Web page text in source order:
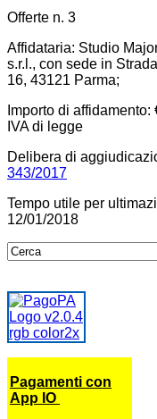
Offerte n. 3
Affidataria: Studio
s.r.l., con sede in
16, 43121 Parma;
Importo di affidamento:
IVA di legge
Delibera di
343/2017
Tempo utile per
12/01/2018
Pagamenti con
App IO